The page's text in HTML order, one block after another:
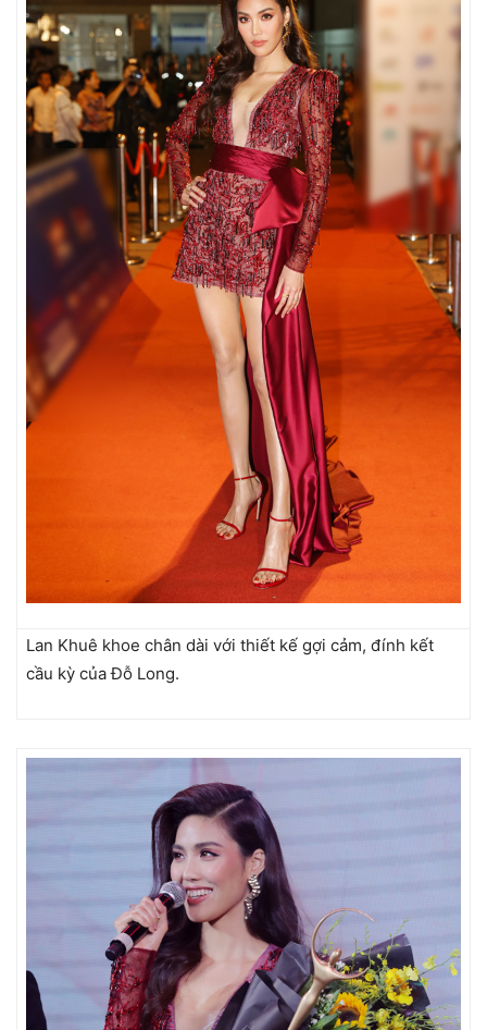
Lan Khuê khoe chân dài với thiết kế gợi cảm, đính kết
cầu kỳ của Đỗ Long.